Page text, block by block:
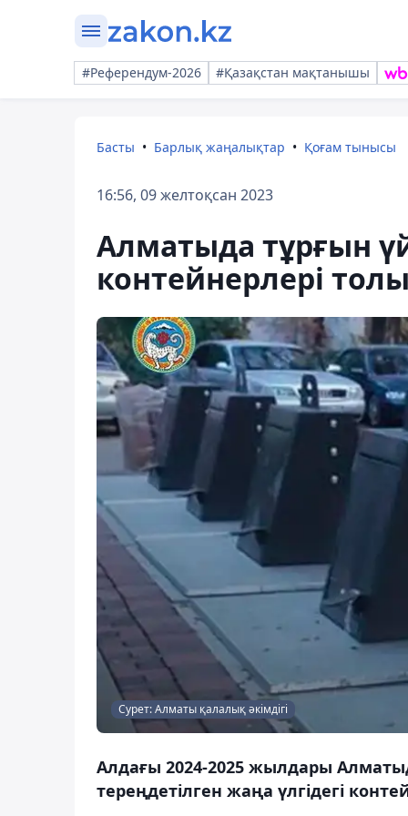
#Референдум-2026 #Қазақстан мақтанышы
Басты Барлық жаңалықтар Қоғам тынысы
16:56, 09 желтоқсан 2023
Алматыда тұрғын
контейнерлері
Сурет: Алматы қалалық әкімдігі
Алдағы 2024-2025 жылдары
тереңдетілген жаңа үлгідегі